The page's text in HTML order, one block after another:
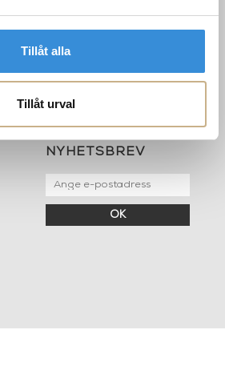
Tillåt alla
Tillåt urval
033 10 75 76
Mån: 12-18
Lör: 11-15
NYHETSBREV
OK